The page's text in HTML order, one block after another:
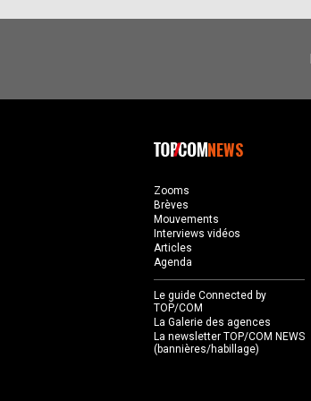
NEWS
Zooms
Brèves
Mouvements
Interviews vidéos
Articles
Agenda
Le guide Connected by
TOP/COM
La Galerie des agences
La newsletter TOP/COM NEWS
(bannières/habillage)